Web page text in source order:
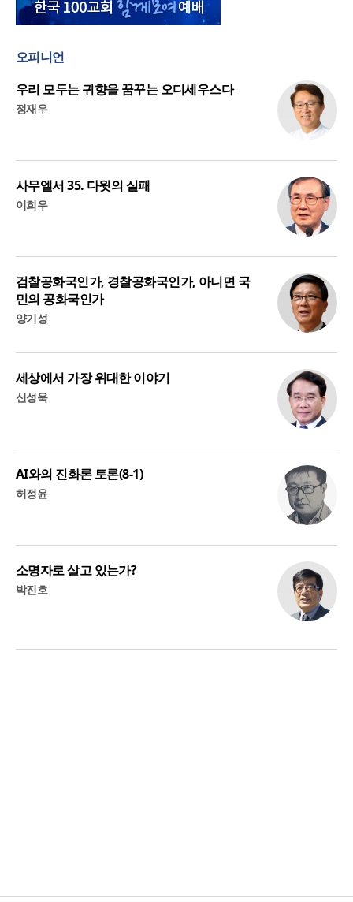
오피니언
우리 모두는 귀향을 꿈꾸는 오디세우스다
정재우
사무엘서 35. 다윗의 실패
이희우
검찰공화국인가, 경찰공화국인가, 아니면 국
민의 공화국인가
양기성
세상에서 가장 위대한 이야기
신성욱
AI와의 진화론 토론(8-1)
허정윤
소명자로 살고 있는가?
박진호